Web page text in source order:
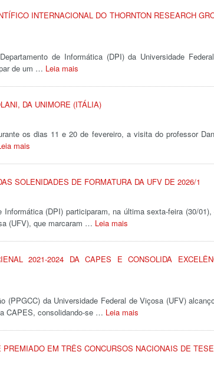
INTERNACIONAL DO THORNTON RESEARCH
de Informática (DPI) da Universidade
de um … Leia mais
DA UNIMORE (ITÁLIA)
os dias 11 e 20 de fevereiro, a visita do professor
mais
SOLENIDADES DE FORMATURA DA UFV DE 2026/1
(DPI) participaram, na última sexta-feira (30/01),
(UFV), que marcaram … Leia mais
2021-2024 DA CAPES E CONSOLIDA
(PPGCC) da Universidade Federal de Viçosa (UFV)
CAPES, consolidando-se … Leia mais
EM TRÊS CONCURSOS NACIONAIS DE